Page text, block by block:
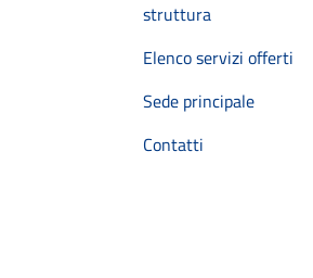
struttura
Elenco servizi offerti
Sede principale
Contatti